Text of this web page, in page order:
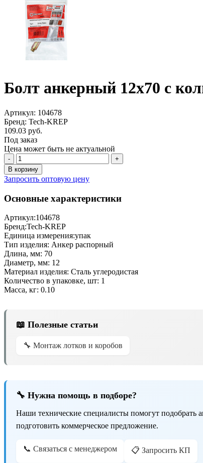
Болт анкерный 12х70 с
Артикул: 104678
Бренд: Tech-KREP
109.03 руб.
Под заказ
Цена может быть не актуальной
-
+
В корзину
Запросить оптовую цену
Основные характеристики
Артикул:104678
Бренд:Tech-KREP
Единица измерения:упак
Тип изделия: Анкер распорный
Длина, мм: 70
Диаметр, мм: 12
Материал изделия: Сталь углеродистая
Количество в упаковке, шт: 1
Масса, кг: 0.10
📖 Полезные статьи
🔧 Монтаж лотков и коробов
🔧 Нужна помощь в подборе?
Наши технические специалисты помогут подобрать
подготовить коммерческое предложение.
📞 Связаться с менеджером 📋 Запросить КП